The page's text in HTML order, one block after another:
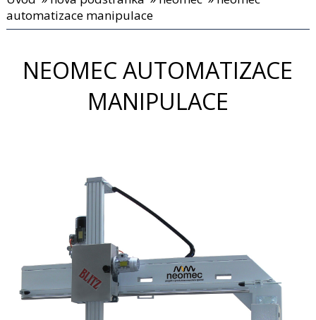
automatizace manipulace
NEOMEC AUTOMATIZACE
MANIPULACE